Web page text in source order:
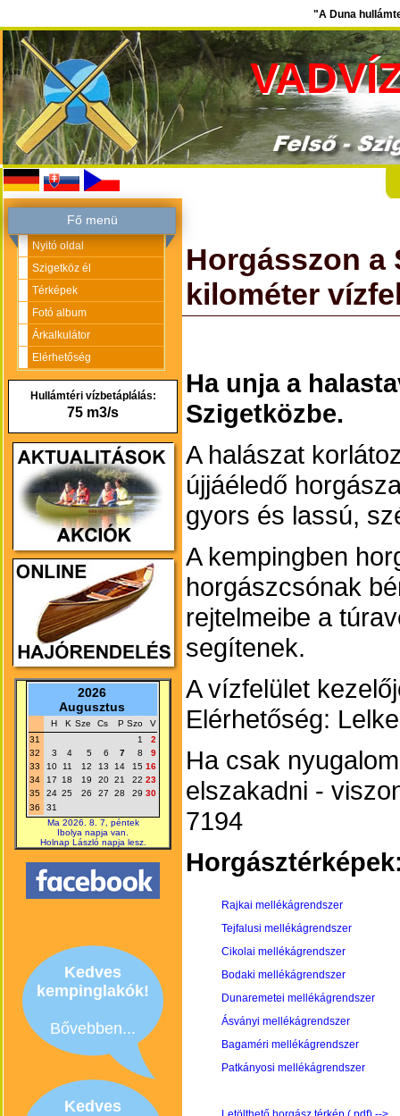
"A Duna
Fő menü
Nyitó oldal
Szigetköz él
Térképek
Fotó album
Árkalkulátor
Elérhetőség
Hullámtéri vízbetáplálás:
75 m3/s
2026
Augusztus
H K Sze Cs P Szo
V
31
1
2
32
3 4 5 6 7 8
9
33
10 11 12 13 14 15 16
34
17 18 19 20 21 22 23
35
24 25 26 27 28 29 30
36
31
Ma 2026. 8. 7, péntek
Ibolya napja van.
Holnap László napja lesz.
Kedves
kempinglakók!
Bővebben...
Kedves
Horgásszon a
kilométer
Ha unja a
Szigetközbe.
A halászat
újjáéledő
gyors és lassú,
A kempingben
horgászcsónak
rejtelmeibe a
segítenek.
A vízfelület
Elérhetőség:
Ha csak
elszakadni -
7194
Rajkai mellékágrendszer
Tejfalusi mellékágrendszer
Cikolai mellékágrendszer
Bodaki mellékágrendszer
Dunaremetei mellékágrendszer
Ásványi mellékágrendszer
Bagaméri mellékágrendszer
Patkányosi mellékágrendszer